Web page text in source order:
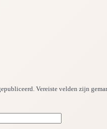
Vereiste velden zijn